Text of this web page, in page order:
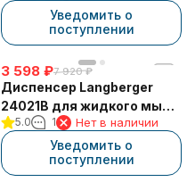
квадратныйУведомить о
поступлении
3 598 ₽7 920 ₽
Диспенсер Langberger
24021B для жидкого мыла
хромированный к стене
круглый
5.0 1 Нет в наличии
Уведомить о
поступлении